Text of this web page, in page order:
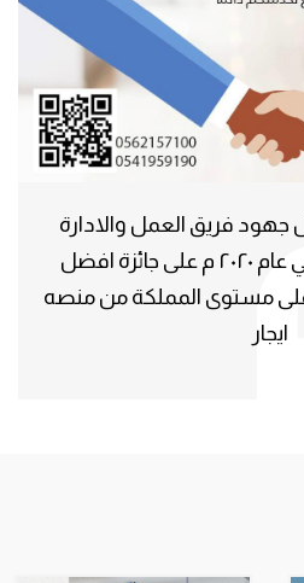
جهود فريق العمل والادارة
حصلت شركة رواد في عام ٢٠٢٠ م على جائزة افضل
مستوى المملكة من منصه
ايجار